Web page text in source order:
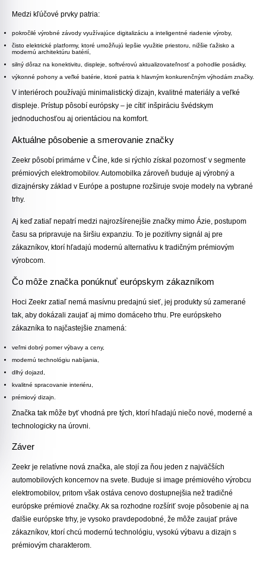
Medzi kľúčové prvky patria:
pokročilé výrobné závody využívajúce digitalizáciu a inteligentné riadenie výroby,
čisto elektrické platformy, ktoré umožňujú lepšie využitie priestoru, nižšie ťažisko a
modernú architektúru batérií,
silný dôraz na konektivitu, displeje, softvérovú aktualizovateľnosť a pohodlie posádky,
výkonné pohony a veľké batérie, ktoré patria k hlavným konkurenčným výhodám značky.
V interiéroch používajú minimalistický dizajn, kvalitné materiály a veľké
displeje. Prístup pôsobí európsky – je cítiť inšpiráciu švédskym
jednoduchosťou aj orientáciou na komfort.
Aktuálne pôsobenie a smerovanie značky
Zeekr pôsobí primárne v Číne, kde si rýchlo získal pozornosť v segmente
prémiových elektromobilov. Automobilka zároveň buduje aj výrobný a
dizajnérsky základ v Európe a postupne rozširuje svoje modely na vybrané
trhy.
Aj keď zatiaľ nepatrí medzi najrozšírenejšie značky mimo Ázie, postupom
času sa pripravuje na širšiu expanziu. To je pozitívny signál aj pre
zákazníkov, ktorí hľadajú modernú alternatívu k tradičným prémiovým
výrobcom.
Čo môže značka ponúknuť európskym zákazníkom
Hoci Zeekr zatiaľ nemá masívnu predajnú sieť, jej produkty sú zamerané
tak, aby dokázali zaujať aj mimo domáceho trhu. Pre európskeho
zákazníka to najčastejšie znamená:
veľmi dobrý pomer výbavy a ceny,
modernú technológiu nabíjania,
dlhý dojazd,
kvalitné spracovanie interiéru,
prémiový dizajn.
Značka tak môže byť vhodná pre tých, ktorí hľadajú niečo nové, moderné a
technologicky na úrovni.
Záver
Zeekr je relatívne nová značka, ale stojí za ňou jeden z najväčších
automobilových koncernov na svete. Buduje si image prémiového výrobcu
elektromobilov, pritom však ostáva cenovo dostupnejšia než tradičné
európske prémiové značky. Ak sa rozhodne rozšíriť svoje pôsobenie aj na
ďalšie európske trhy, je vysoko pravdepodobné, že môže zaujať práve
zákazníkov, ktorí chcú modernú technológiu, vysokú výbavu a dizajn s
prémiovým charakterom.